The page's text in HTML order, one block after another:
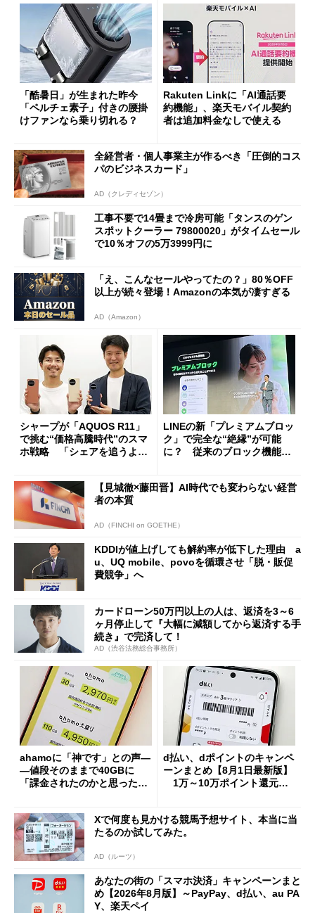
「酷暑日」が生まれた昨今
「ペルチェ素子」付きの腰掛
けファンなら乗り切れる？
Rakuten Linkに「AI通話要
約機能」、楽天モバイル契約
者は追加料金なしで使える
全経営者・個人事業主が作るべき「圧倒的コス
パのビジネスカード」
AD（クレディセゾン）
工事不要で14畳まで冷房可能「タンスのゲン
スポットクーラー 79800020」がタイムセール
で10％オフの5万3999円に
「え、こんなセールやってたの？」80％OFF
以上が続々登場！Amazonの本気が凄すぎる
AD（Amazon）
シャープが「AQUOS R11」
で挑む“価格高騰時代”のスマ
ホ戦略 「シェアを追うより
LINEの新「プレミアムブロッ
ク」で完全な“絶縁”が可能
に？ 従来のブロック機能と
【見城徹×藤田晋】AI時代でも変わらない経営
者の本質
AD（FINCHI on GOETHE）
KDDIが値上げしても解約率が低下した理由 a
u、UQ mobile、povoを循環させ「脱・販促
費競争」へ
カードローン50万円以上の人は、返済を3～6
ヶ月停止して『大幅に減額してから返済する手
続き』で完済して！
AD（渋谷法務総合事務所）
ahamoに「神です」との声―
―値段そのままで40GBに
「課金されたのかと思った」
d払い、dポイントのキャンペ
ーンまとめ【8月1日最新版】
1万～10万ポイント還元の
Xで何度も見かける競馬予想サイト、本当に当
たるのか試してみた。
AD（ルーツ）
あなたの街の「スマホ決済」キャンペーンまと
め【2026年8月版】～PayPay、d払い、au PA
Y、楽天ペイ